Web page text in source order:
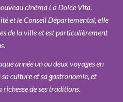
cinéma La Dolce Vita.
et le Conseil Départemental, elle
de la ville et est particulièrement
année un ou deux voyages en
sa culture et sa gastronomie, et
de ses traditions.